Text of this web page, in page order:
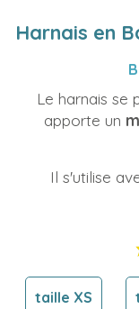
Harnais en
Le harnais se
apporte un
Il s'utilise
taille XS